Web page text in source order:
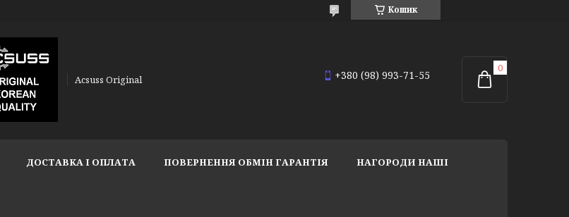
Кошик
Acsuss Original +380 (98) 993-71-55
ДОСТАВКА І ОПЛАТА ПОВЕРНЕННЯ ОБМІН ГАРАНТІЯ НАГОРОДИ НАШІ